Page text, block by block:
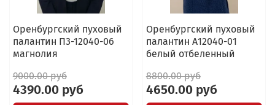
Оренбургский пуховый
палантин П3-12040-06
магнолия
9000.00 руб
4390.00 руб
Оренбургский пуховый
палантин А12040-01
белый отбеленный
8800.00 руб
4650.00 руб